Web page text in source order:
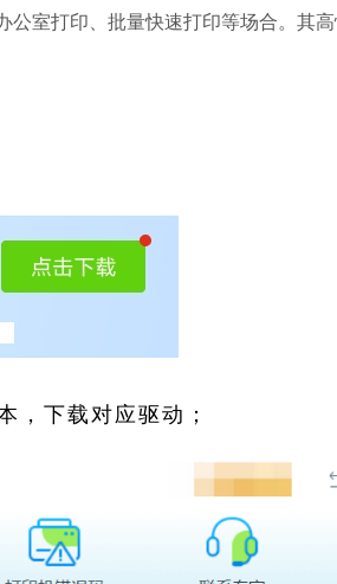
公室打印、批量快速打印等场合。其
，下载对应驱动；